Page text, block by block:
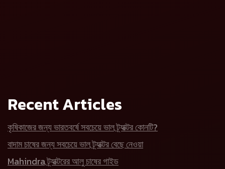
Recent Articles
কৃষিকাজের জন্য ভারতবর্ষে সবচেয়ে ভাল ট্র্যাক্টর কোনটি?
বাদাম চাষের জন্য সবচেয়ে ভাল ট্র্যাক্টর বেছে নেওয়া
Mahindra ট্র্যাক্টরের আলু চাষের গাইড